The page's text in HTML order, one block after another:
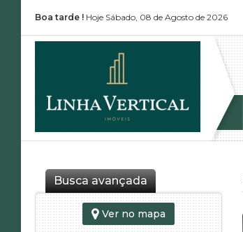
Boa tarde !Hoje Sábado, 08 de Agosto de 2026
Busca avançada
Ver no mapa